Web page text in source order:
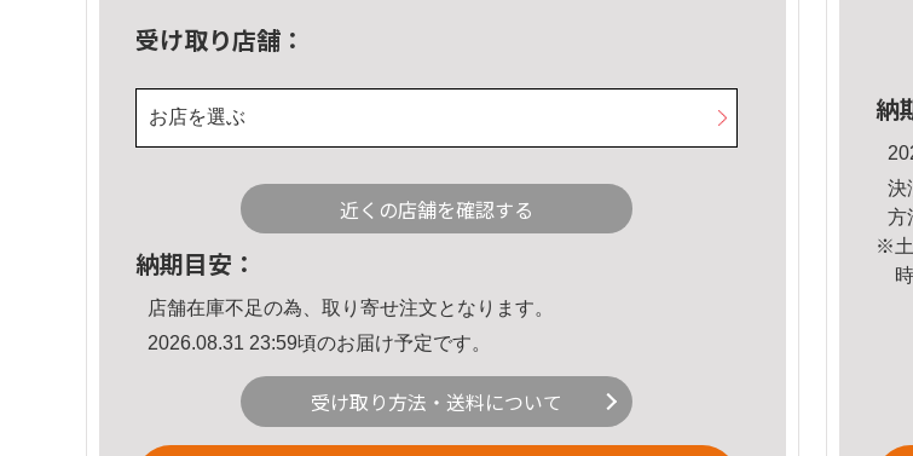
受け取り店舗：
お店を選ぶ
近くの店舗を確認する
納期目安：
店舗在庫不足の為、取り寄せ注文となります。
2026.08.31 23:59頃のお届け予定です。
受け取り方法・送料について
納
決
方
※土